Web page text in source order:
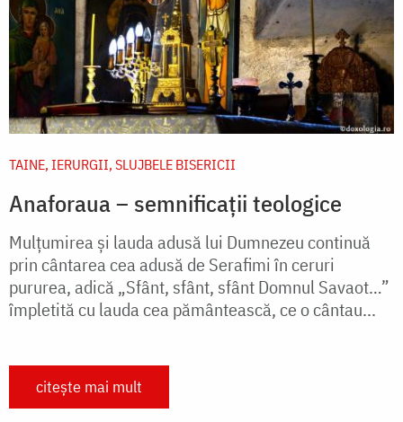
TAINE, IERURGII, SLUJBELE BISERICII
Anaforaua – semnificații teologice
Mulțumirea și lauda adusă lui Dumnezeu continuă
prin cântarea cea adusă de Serafimi în ceruri
pururea, adică „Sfânt, sfânt, sfânt Domnul Savaot…”
împletită cu lauda cea pământească, ce o cântau...
citește mai mult